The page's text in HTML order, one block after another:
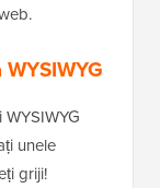
unele
griji!